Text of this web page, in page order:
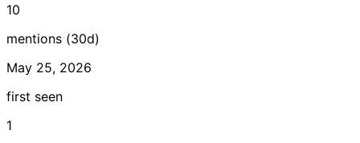
10
mentions (30d)
May 25, 2026
first seen
1